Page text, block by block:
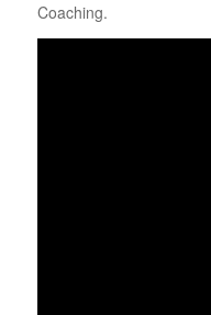
Coaching.